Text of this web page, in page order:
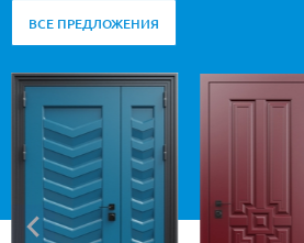
ВСЕ ПРЕДЛОЖЕНИЯ